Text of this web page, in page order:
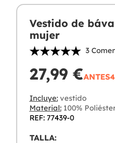
Vestido de
mujer
3
27,99 €ANTES
Incluye:vestido
Material:100%
REF: 77439-0
TALLA: